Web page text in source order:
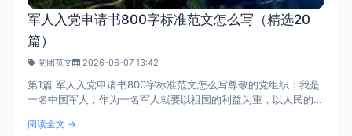
军人入党申请书800字标准范文怎么写（精选20
篇）
党团范文 2026-06-07 13:42
第1篇 军人入党申请书800字标准范文怎么写尊敬的党组织：我是
一名中国军人，作为一名军人就要以祖国的利益为重，以人民的利
苦，保持最密切的联系，不允许..
阅读全文 →